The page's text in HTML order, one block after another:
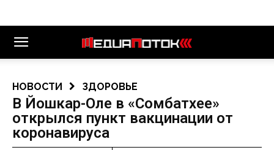
НОВОСТИ ЗДОРОВЬЕ
В Йошкар-Оле в «Сомбатхее»
открылся пункт вакцинации от
коронавируса